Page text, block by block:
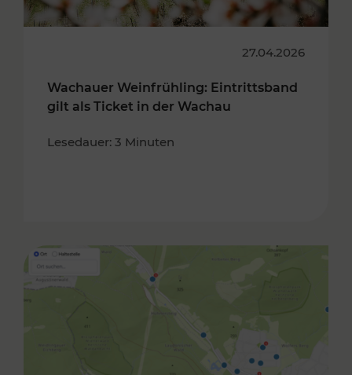
27.04.2026
Wachauer Weinfrühling: Eintrittsband
gilt als Ticket in der Wachau
Lesedauer: 3 Minuten